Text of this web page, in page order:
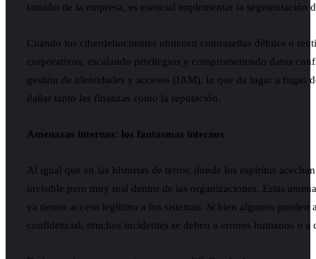
tamaño de la empresa, es esencial implementar la
Cuando los ciberdelincuentes obtienen contraseñas débiles o
corporativos, escalando privilegios y comprometiendo datos
gestión de identidades y accesos (IAM), lo que da lugar a fugas
dañar tanto las finanzas como la reputación.
Amenazas internas: los fantasmas internos
Al igual que en las historias de terror, donde los espíritus
invisible pero muy real dentro de las organizaciones. Estas
ya tienen acceso legítimo a los sistemas. Si bien algunos
confidencial, muchos incidentes se deben a errores humanos o a